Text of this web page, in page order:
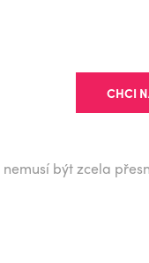
CHCI
být zcela